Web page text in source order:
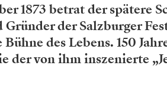
1873 betrat der spätere
der Salzburger
des Lebens. 150
der von ihm inszenierte